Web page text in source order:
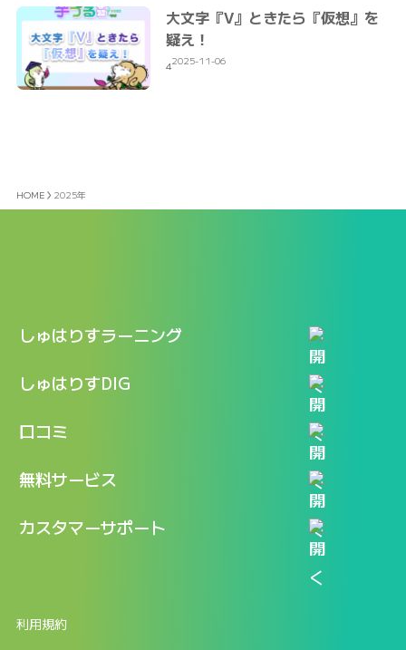
大文字『V』ときたら『仮想』を
疑え！
42025-11-06
HOME 2025年
しゅはりすラーニング
特長
料金
新着情報
ログイン
しゅはりすDIG
記事一覧
口コミ
口コミ一覧
無料サービス
LINEで『Iパス ならし学習』
カスタマーサポート
返金申請フォーム
利用規約